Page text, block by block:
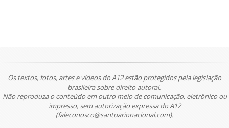
Os textos, fotos, artes e vídeos do A12 estão protegidos pela legislação
brasileira sobre direito autoral.
Não reproduza o conteúdo em outro meio de comunicação, eletrônico ou
impresso, sem autorização expressa do A12
(faleconosco@santuarionacional.com).